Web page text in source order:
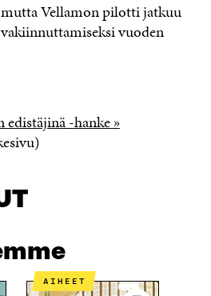
Vellamon pilotti jatkuu
vuoden
-hanke »
AIHEET